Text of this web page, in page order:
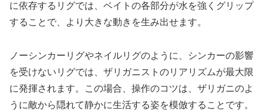
に依存するリグでは、ベイトの各部分が水を強くグリップ
することで、より大きな動きを生み出せます。
ノーシンカーリグやネイルリグのように、シンカーの影響
を受けないリグでは、ザリガニストのリアリズムが最大限
に発揮されます。この場合、操作のコツは、ザリガニのよ
うに敵から隠れて静かに生活する姿を模倣することです。